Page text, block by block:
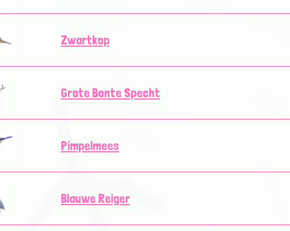
Zwartkop
Grote Bonte Specht
Pimpelmees
Blauwe Reiger